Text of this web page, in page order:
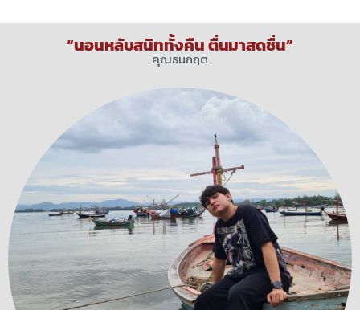
“นอนหลับสนิททั้งคืน ตื่นมาสดชื่น”
คุณธนกฤต